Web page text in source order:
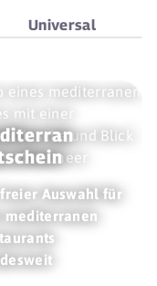
Universal
Auswahl für
mediterranen